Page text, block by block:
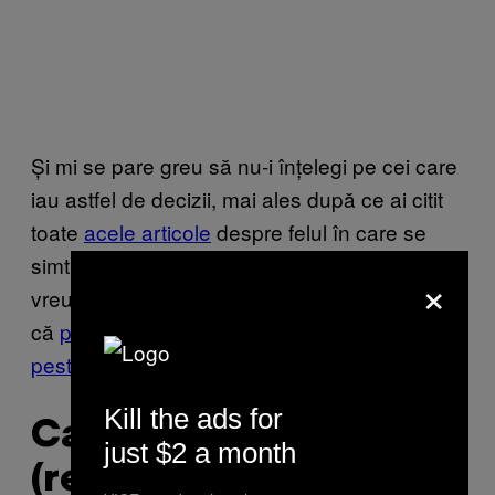
Și mi se pare greu să nu-i înțelegi pe cei care
iau astfel de decizii, mai ales după ce ai citit
toate acele articole despre felul în care se
simt
vreunor bunici sau chiar frați mai mari pentru
că părinții lor sunt mai mult plecați la muncă
peste hotare.
Ca să-ți educi copilul
(relativ) legal acasă, ai
×
Kill the ads for
just $2 a month